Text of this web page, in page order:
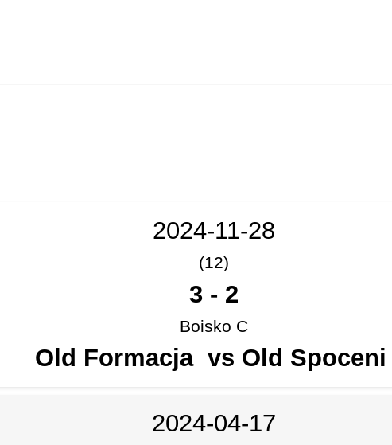
2024-11-28
(12)
3 - 2
Boisko C
Old Formacja vs Old
2024-04-17